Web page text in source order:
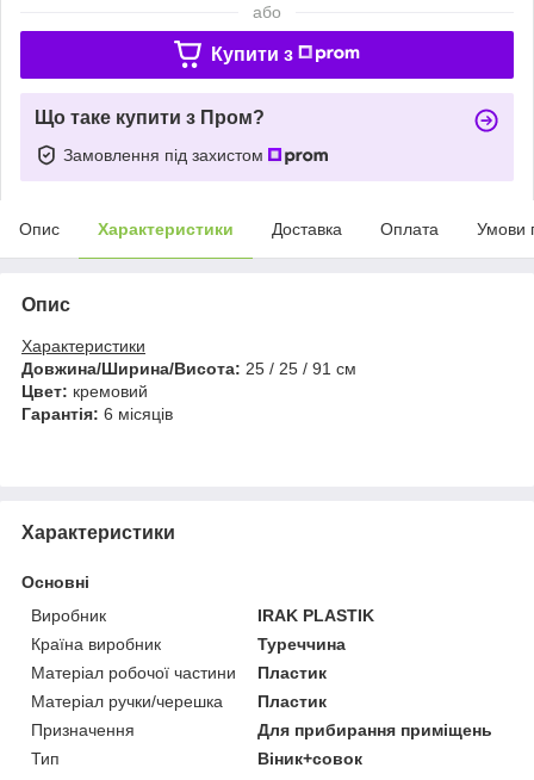
або
Купити з
Що таке купити з Пром?
Замовлення під захистом
Опис Характеристики Доставка Оплата Умови
Опис
Характеристики
Довжина/Ширина/Висота: 25 / 25 / 91 см
Цвет: кремовий
Гарантія: 6 місяців
Характеристики
Основні
Виробник
IRAK PLASTIK
Країна виробник
Туреччина
Матеріал робочої частини
Пластик
Матеріал ручки/черешка
Пластик
Призначення
Для прибирання приміщень
Тип
Віник+совок